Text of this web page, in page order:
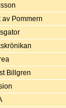
av Pommern
Billgren